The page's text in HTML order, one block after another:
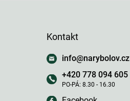
Kontakt
info@narybolov.cz
+420 778 094 605